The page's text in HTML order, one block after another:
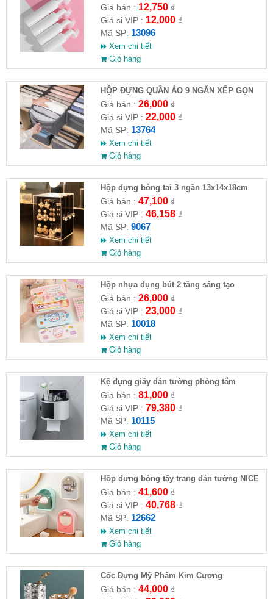
Giá bán : 12,750₫
Giá sỉ VIP : 12,000₫
Mã SP: 13096
Xem chi tiết
Giỏ hàng
HỘP ĐỰNG QUẦN ÁO 9 NGĂN XẾP GỌN
Giá bán : 26,000₫
Giá sỉ VIP : 22,000₫
Mã SP: 13764
Xem chi tiết
Giỏ hàng
Hộp đựng bông tai 3 ngăn 13x14x18cm
Giá bán : 47,100₫
Giá sỉ VIP : 46,158₫
Mã SP: 9067
Xem chi tiết
Giỏ hàng
Hộp nhựa đụng bút 2 tầng sáng tạo
Giá bán : 26,000₫
Giá sỉ VIP : 23,000₫
Mã SP: 10018
Xem chi tiết
Giỏ hàng
Kệ đụng giấy dán tường phòng tắm
Giá bán : 81,000₫
Giá sỉ VIP : 79,380₫
Mã SP: 10115
Xem chi tiết
Giỏ hàng
Hộp đựng bông tẩy trang dán tường NICE
Giá bán : 41,600₫
Giá sỉ VIP : 40,768₫
Mã SP: 12662
Xem chi tiết
Giỏ hàng
Cốc Đựng Mỹ Phẩm Kim Cương
Giá bán : 44,000₫